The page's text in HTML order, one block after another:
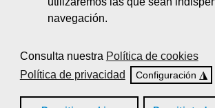
navegación.
Consulta nuestra Política de cookies
Política de privacidad
Configuración ◮
Recuperación del papel y su
utilización para obtener
Modalidad:Teleformación|
Sensibilización